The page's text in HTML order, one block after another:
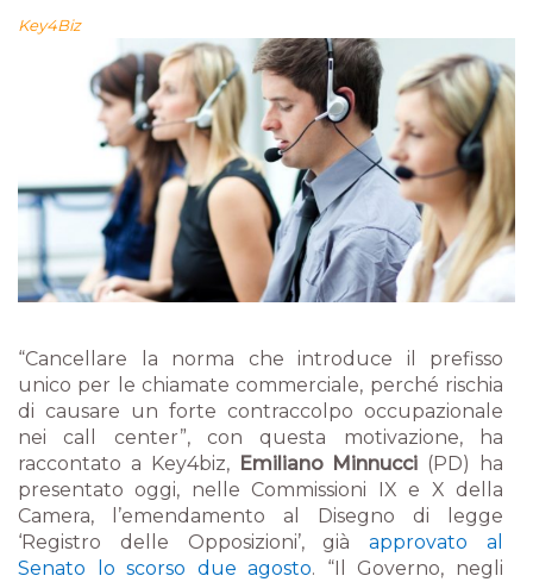
Key4Biz
“Cancellare la norma che introduce il prefisso
unico per le chiamate commerciale, perché rischia
di causare un forte contraccolpo occupazionale
nei call center”,con questa motivazione, ha
raccontato a
Key4biz, Emiliano Minnucci (PD) ha
presentato oggi, nelle Commissioni IX e X della
Camera, l’emendamento al Disegno di legge
‘Registro delle Opposizioni’, giàapprovato al
Senato lo scorso due agosto. “Il Governo, negli